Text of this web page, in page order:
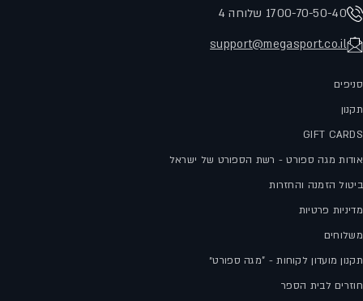
1700-70-50-40 שלוחה 4
support@megasport.co.il
סניפים
תקנון
GIFT CARDS
אודות מגה ספורט - רשת הספורט של ישראל
ביטול הזמנה והחזרות
מדיניות פרטיות
משלוחים
תקנון מועדון לקוחות - "מגה ספורט״
חוזרים לבית הספר